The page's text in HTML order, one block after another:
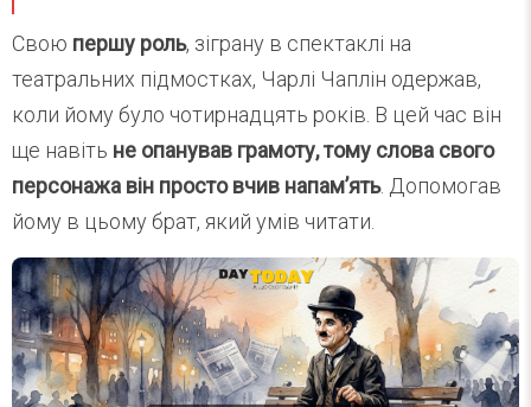
Свою першу роль, зіграну в спектаклі на
театральних підмостках, Чарлі Чаплін одержав,
коли йому було чотирнадцять років. В цей час він
ще навіть не опанував грамоту, тому слова свого
персонажа він просто вчив напам’ять. Допомогав
йому в цьому брат, який умів читати.